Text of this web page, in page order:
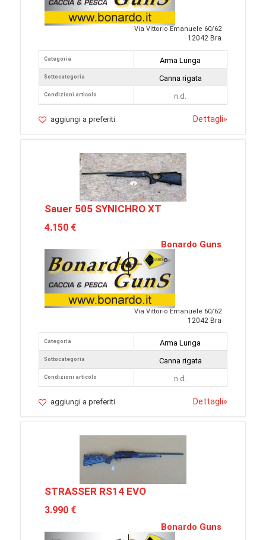
Via Vittorio Emanuele 60/62
12042 Bra
Categoria
Sottocategoria
Condizioni articolo
Arma Lunga
Canna rigata
n.d.
aggiungi a preferiti Dettagli»
Sauer 505 SYNICHRO XT
4.150 €
Bonardo Guns
Via Vittorio Emanuele 60/62
12042 Bra
Categoria
Sottocategoria
Condizioni articolo
Arma Lunga
Canna rigata
n.d.
aggiungi a preferiti Dettagli»
STRASSER RS14 EVO
3.990 €
Bonardo Guns